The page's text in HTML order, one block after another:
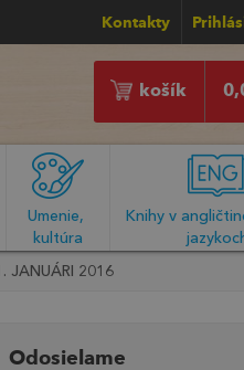
Kontakty
košík
Umenie,
kultúra
Knihy v
JANUÁRI 2016
Odosielame